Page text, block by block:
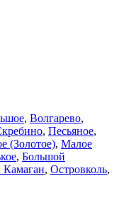
, Волгарево,
, Песьяное,
(Золотое), Малое
, Большой
, Островколь,